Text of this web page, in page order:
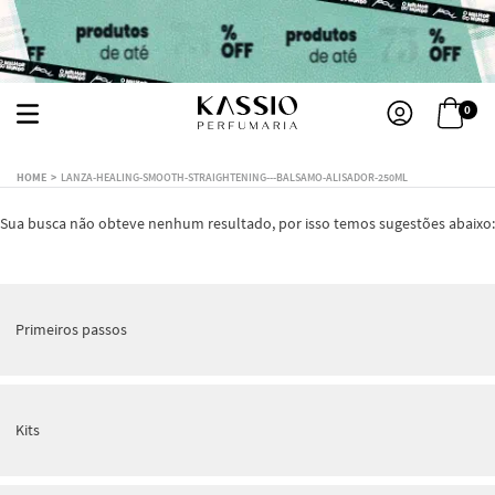
0
LANZA-HEALING-SMOOTH-STRAIGHTENING---BALSAMO-ALISADOR-250ML
Sua busca não obteve nenhum resultado, por isso temos sugestões abaixo:
Primeiros passos
Kits